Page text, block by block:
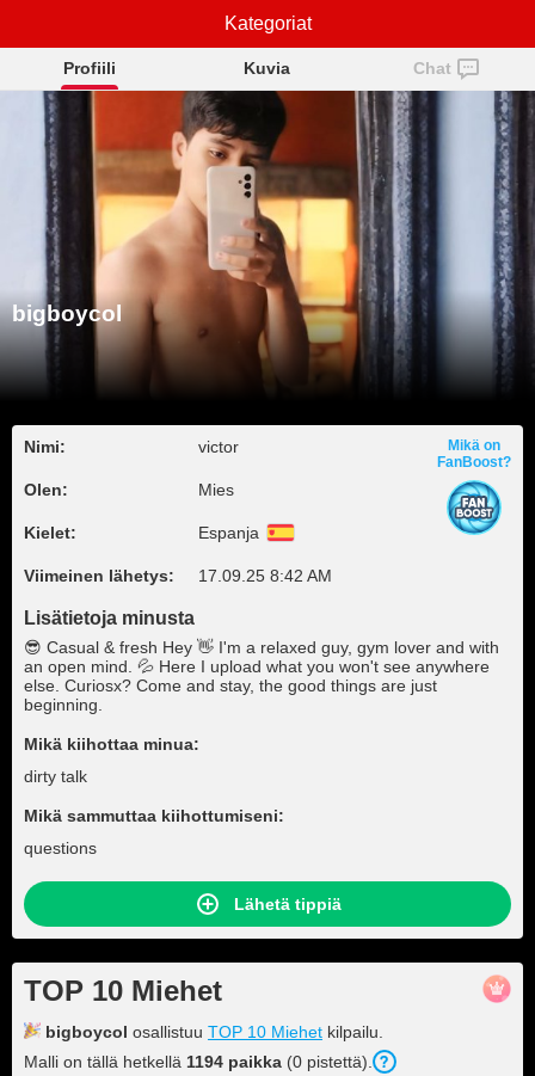
bigboycol
Profiili Kuvia Chat
bigboycol
Nimi: victor
Olen: Mies
Kielet: Espanja
Viimeinen lähetys: 17.09.25 8:42 AM
Mikä on
FanBoost?
Lisätietoja minusta
😎 Casual & fresh Hey 👋 I'm a relaxed guy, gym lover and with
an open mind. 💦 Here I upload what you won't see anywhere
else. Curiosx? Come and stay, the good things are just
beginning.
Mikä kiihottaa minua:
dirty talk
Mikä sammuttaa kiihottumiseni:
questions
Lähetä tippiä
TOP 10 Miehet
bigboycol osallistuu TOP 10 Miehet kilpailu.
Malli on tällä hetkellä 1194 paikka (0 pistettä).
Kategoriat